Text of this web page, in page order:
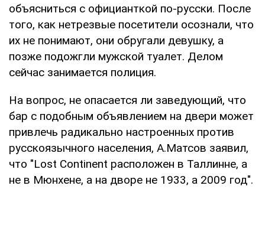
объясниться с официанткой по-русски. После
того, как нетрезвые посетители осознали, что
их не понимают, они обругали девушку, а
позже подожгли мужской туалет. Делом
сейчас занимается полиция.
На вопрос, не опасается ли заведующий, что
бар с подобным объявлением на двери может
привлечь радикально настроенных против
русскоязычного населения, А.Матсов заявил,
что "Lost Continent расположен в Таллинне, а
не в Мюнхене, а на дворе не 1933, а 2009 год".